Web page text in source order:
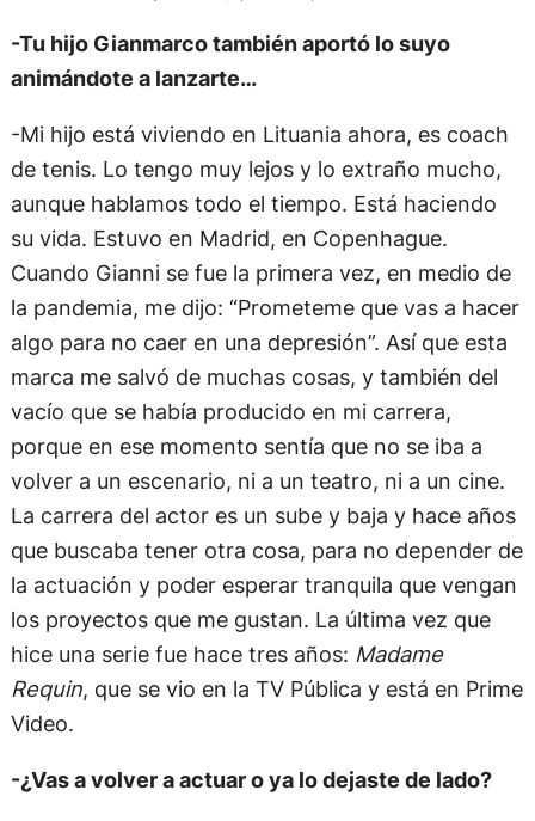
-Tu hijo Gianmarco también aportó lo suyo
animándote a lanzarte…
-Mi hijo está viviendo en Lituania ahora, es coach
de tenis. Lo tengo muy lejos y lo extraño mucho,
aunque hablamos todo el tiempo. Está haciendo
su vida. Estuvo en Madrid, en Copenhague.
Cuando Gianni se fue la primera vez, en medio de
la pandemia, me dijo: “Prometeme que vas a hacer
algo para no caer en una depresión”. Así que esta
marca me salvó de muchas cosas, y también del
vacío que se había producido en mi carrera,
porque en ese momento sentía que no se iba a
volver a un escenario, ni a un teatro, ni a un cine.
La carrera del actor es un sube y baja y hace años
que buscaba tener otra cosa, para no depender de
la actuación y poder esperar tranquila que vengan
los proyectos que me gustan. La última vez que
hice una serie fue hace tres años: Madame
Requin, que se vio en la TV Pública y está en Prime
Video.
-¿Vas a volver a actuar o ya lo dejaste de lado?